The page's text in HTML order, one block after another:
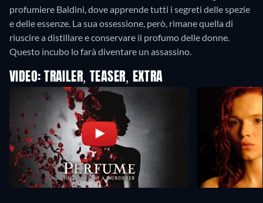
profumiere Baldini, dove apprende tutti i segreti delle spezie
e delle essenze. La sua ossessione, però, rimane quella di
riuscire a distillare e conservare il profumo delle donne.
Questo incubo lo farà diventare un assassino.
VIDEO: TRAILER, TEASER, EXTRA